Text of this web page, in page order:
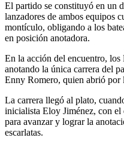
El partido se constituyó en un
lanzadores de ambos equipos
montículo, obligando a los
en posición anotadora.
En la acción del encuentro, los
anotando la única carrera del
Enny Romero, quien abrió por
La carrera llegó al plato,
inicialista Eloy Jiménez, con
para avanzar y lograr la
escarlatas.